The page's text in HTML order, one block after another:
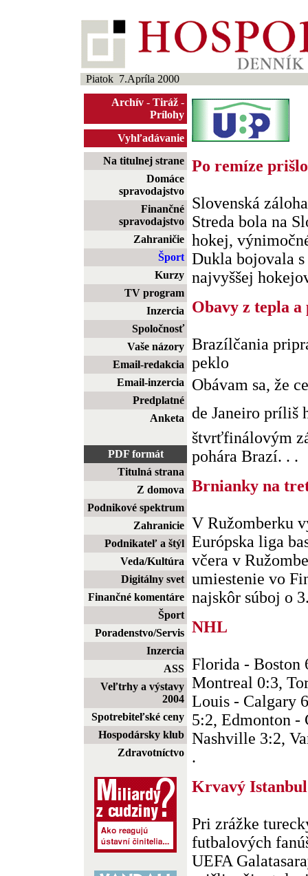
Piatok 7.Apríla 2000
Archív - Tiráž -
Prílohy
Vyhľadávanie
Na titulnej strane
Domáce
spravodajstvo
Finančné
spravodajstvo
Zahraničie
Šport
Kurzy
TV program
Inzercia
Spoločnosť
Vaše názory
Email-redakcia
Email-inzercia
Predplatné
Anketa
PDF formát
Titulná strana
Z domova
Podnikové spektrum
Zahranicie
Podnikateľ a štýl
Veda/Kultúra
Digitálny svet
Finančné komentáre
Šport
Poradenstvo/Servis
Inzercia
ASS
Veľtrhy a výstavy
2004
Spotrebiteľské ceny
Hospodársky klub
Zdravotníctvo
Po remíze
Slovenská
Streda bola na
hokej,
Dukla bojovala
najvyššej
Obavy z tepla a
Brazílčania
peklo
Obávam sa, že
de Janeiro príliš
štvrťfinálovým
pohára Brazí. . .
Brnianky na
V Ružomberku
Európska liga
včera v
umiestenie vo
najskôr súboj o
NHL
Florida - Boston
Montreal 0:3,
Louis - Calgary
5:2, Edmonton -
Nashville 3:2,
.
Krvavý Istanbul
Pri zrážke
futbalových
UEFA